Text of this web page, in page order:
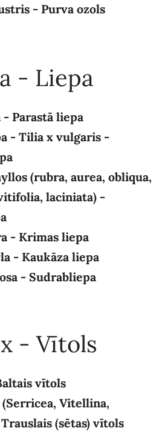
- Purva ozols
- Liepa
Parastā liepa
- Tilia x vulgaris -
(rubra, aurea, obliqua,
laciniata) -
- Krimas liepa
- Kaukāza liepa
- Sudrabliepa
- Vītols
vītols
Vitellina,
(sētas) vītols